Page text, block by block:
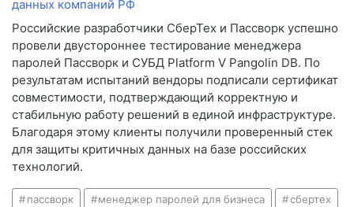
Российские разработчики СберТех и Пассворк успешно
провели двустороннее тестирование менеджера
паролей Пассворк и СУБД Platform V Pangolin DB. По
результатам испытаний вендоры подписали сертификат
совместимости, подтверждающий корректную и
стабильную работу решений в единой инфраструктуре.
Благодаря этому клиенты получили проверенный стек
для защиты критичных данных на базе российских
технологий.
пассворк менеджер паролей для бизнеса сбертех